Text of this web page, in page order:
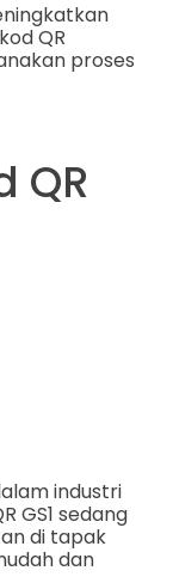
QR
proses
QR
industri
GS1 sedang
di tapak
dan